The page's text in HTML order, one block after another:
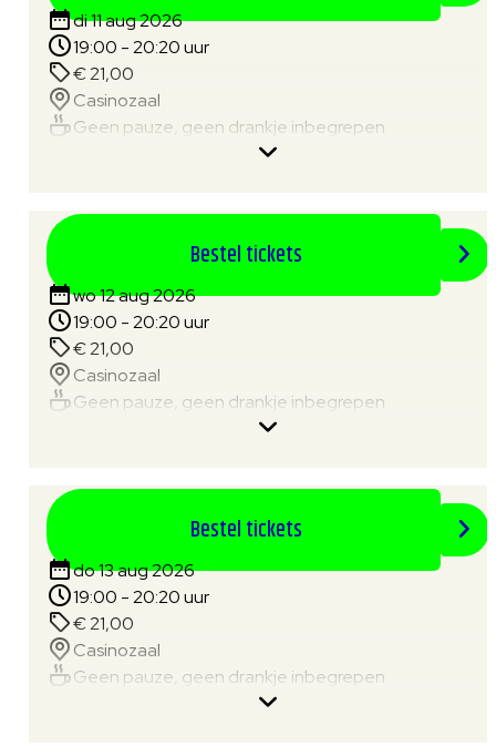
di 11 aug 2026
19:00 - 20:20 uur
€ 21,00
Casinozaal
Geen pauze, geen drankje inbegrepen
Bestel tickets
wo 12 aug 2026
19:00 - 20:20 uur
€ 21,00
Casinozaal
Geen pauze, geen drankje inbegrepen
Bestel tickets
do 13 aug 2026
19:00 - 20:20 uur
€ 21,00
Casinozaal
Geen pauze, geen drankje inbegrepen